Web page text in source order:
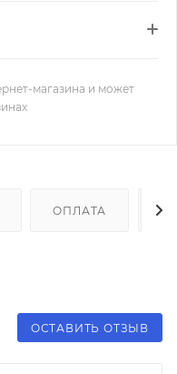
магазина и может
ОПЛАТА
ОСТАВИТЬ ОТЗЫВ